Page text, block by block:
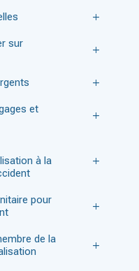
sur
et
à la
pour
de la